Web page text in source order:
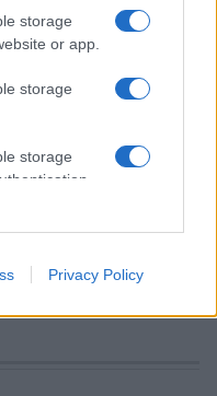
storage
or app.
storage
storage
and other
Privacy Policy
Mint közben kiderült:
mindegy jegy
egy-egy ilyen
amit az emberek